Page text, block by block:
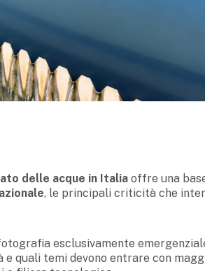
delle acque in Italia offre una
, le principali criticità che
esclusivamente
e quali temi devono entrare con